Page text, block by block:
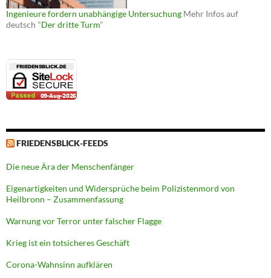
Ingenieure fordern unabhängige Untersuchung Mehr Infos auf
deutsch "Der dritte Turm"
FRIEDENSBLICK-FEEDS
Die neue Ära der Menschenfänger
Eigenartigkeiten und Widersprüche beim Polizistenmord von
Heilbronn – Zusammenfassung
Warnung vor Terror unter falscher Flagge
Krieg ist ein totsicheres Geschäft
Corona-Wahnsinn aufklären